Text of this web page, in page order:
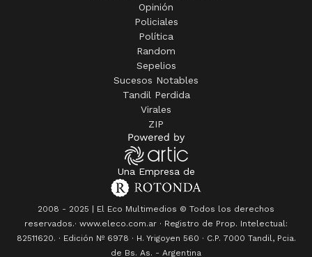
Opinión
Policiales
Política
Random
Sepelios
Sucesos Notables
Tandil Perdida
Virales
ZIP
Una Empresa de
2008 - 2025 | El Eco Multimedios © Todos los derechos
reservados.· www.eleco.com.ar · Registro de Prop. Intelectual:
82511620. · Edición Nº 6978 · H. Yrigoyen 560 · C.P. 7000 Tandil, Pcia.
de Bs. As. - Argentina